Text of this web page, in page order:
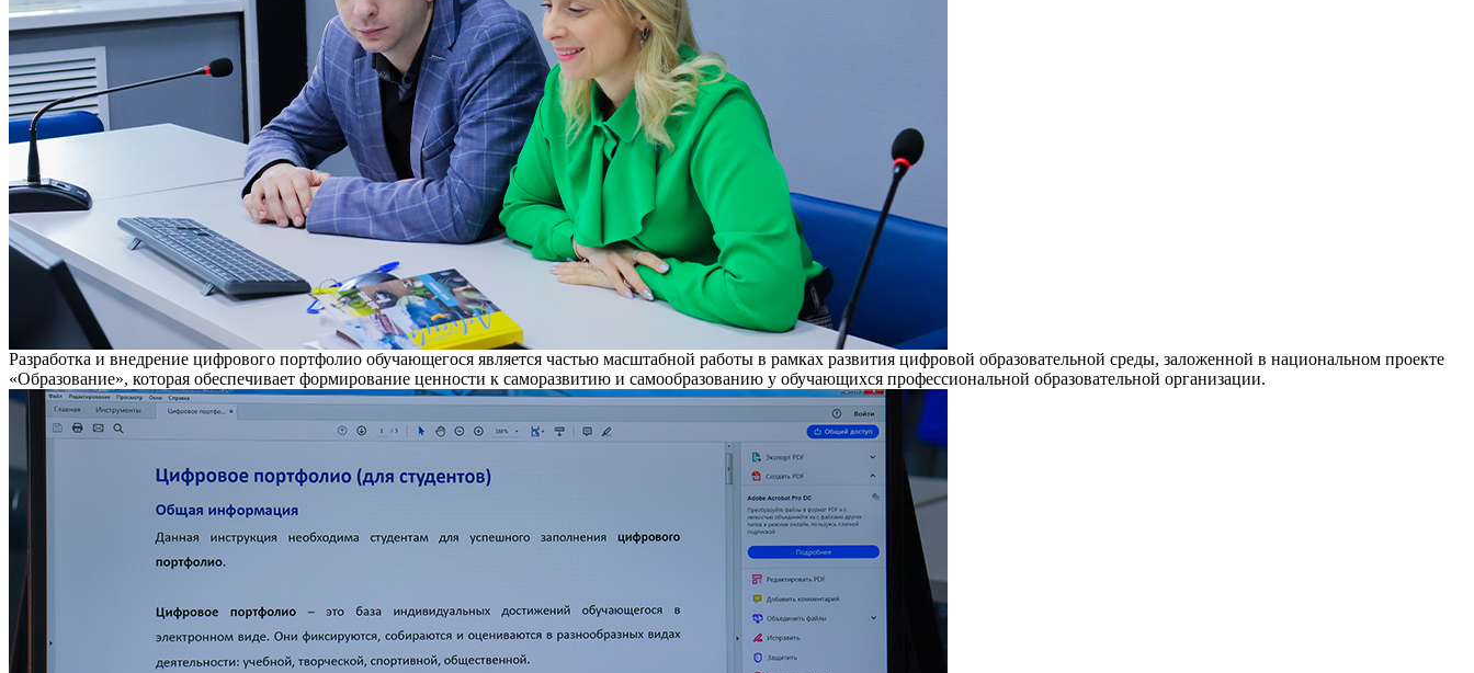
Разработка и внедрение цифрового портфолио обучающегося является частью масштабной работы в рамках развития цифровой образовательной среды, заложенной в национальном проекте
«Образование», которая обеспечивает формирование ценности к саморазвитию и самообразованию у обучающихся профессиональной образовательной организации.